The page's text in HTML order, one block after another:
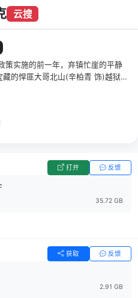
云搜
策实施的前一年，弃镇忙崖的平静
的悍匪大哥北山(辛柏青 饰)越狱出
崖，整座小镇陷入了断油断通信的
”夏然(白客 饰)和另外两位民警面临
打开 反馈
35.72 GB
获取 反馈
2.91 GB